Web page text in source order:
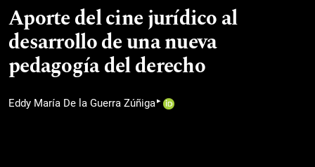
Aporte del cine jurídico al
desarrollo de una nueva
pedagogía del derecho
Eddy María De la Guerra Zúñiga▸